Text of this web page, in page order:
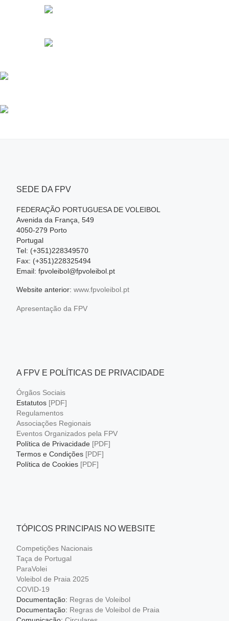
SEDE DA FPV
FEDERAÇÃO PORTUGUESA DE VOLEIBOL
Avenida da França, 549
4050-279 Porto
Portugal
Tel: (+351)228349570
Fax: (+351)228325494
Email: fpvoleibol@fpvoleibol.pt
Website anterior: www.fpvoleibol.pt
Apresentação da FPV
A FPV E POLÍTICAS DE PRIVACIDADE
Órgãos Sociais
Estatutos [PDF]
Regulamentos
Associações Regionais
Eventos Organizados pela FPV
Política de Privacidade [PDF]
Termos e Condições [PDF]
Política de Cookies [PDF]
TÓPICOS PRINCIPAIS NO WEBSITE
Competições Nacionais
Taça de Portugal
ParaVolei
Voleibol de Praia 2025
COVID-19
Documentação: Regras de Voleibol
Documentação: Regras de Voleibol de Praia